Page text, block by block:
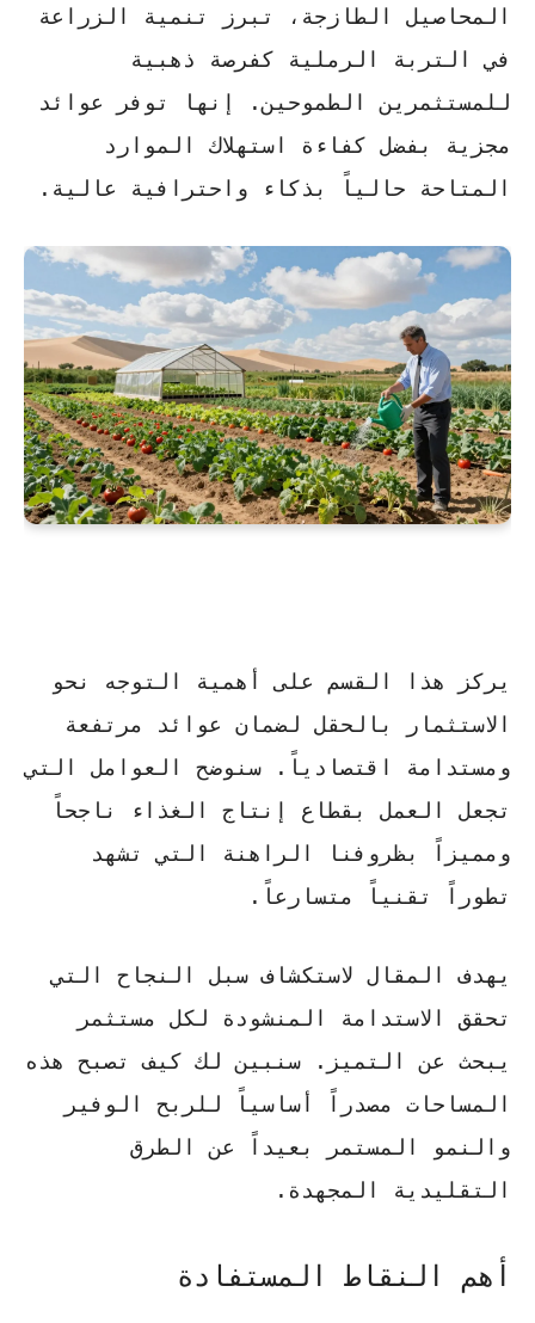
المحاصيل الطازجة، تبرز
تنمية الزراعة
في التربة الرملية كفرصة ذهبية
للمستثمرين الطموحين. إنها توفر عوائد
مجزية بفضل كفاءة استهلاك الموارد
المتاحة حالياً بذكاء واحترافية عالية.
يركز هذا القسم على أهمية التوجه نحو
الاستثمار بالحقل لضمان عوائد مرتفعة
ومستدامة اقتصادياً. سنوضح العوامل التي
تجعل العمل بقطاع إنتاج الغذاء ناجحاً
ومميزاً بظروفنا الراهنة التي تشهد
تطوراً تقنياً متسارعاً.
يهدف المقال لاستكشاف سبل النجاح التي
تحقق الاستدامة المنشودة لكل مستثمر
يبحث عن التميز. سنبين لك كيف تصبح هذه
المساحات مصدراً أساسياً للربح الوفير
والنمو المستمر بعيداً عن الطرق
التقليدية المجهدة.
أهم النقاط المستفادة